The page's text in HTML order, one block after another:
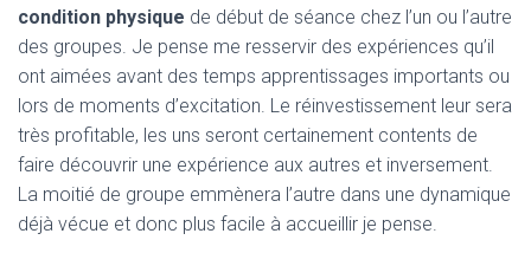
condition physique de début de séance chez l’un ou l’autre
des groupes. Je pense me resservir des expériences qu’il
ont aimées avant des temps apprentissages importants ou
lors de moments d’excitation. Le réinvestissement leur sera
très profitable, les uns seront certainement contents de
faire découvrir une expérience aux autres et inversement.
La moitié de groupe emmènera l’autre dans une dynamique
déjà vécue et donc plus facile à accueillir je pense.